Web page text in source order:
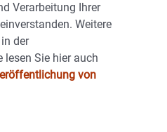
Verarbeitung Ihrer
Weitere
der
lesen Sie hier auch
von